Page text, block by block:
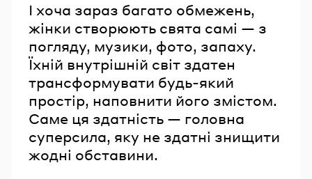
І хоча зараз багато обмежень,
жінки створюють свята самі — з
погляду, музики, фото, запаху.
Їхній внутрішній світ здатен
трансформувати будь-який
простір, наповнити його змістом.
Саме ця здатність — головна
суперсила, яку не здатні знищити
жодні обставини.